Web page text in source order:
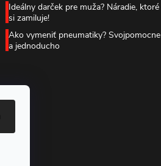
Ideálny darček pre muža? Náradie, ktoré
si zamiluje!
Ako vymeniť pneumatiky? Svojpomocne
a jednoducho